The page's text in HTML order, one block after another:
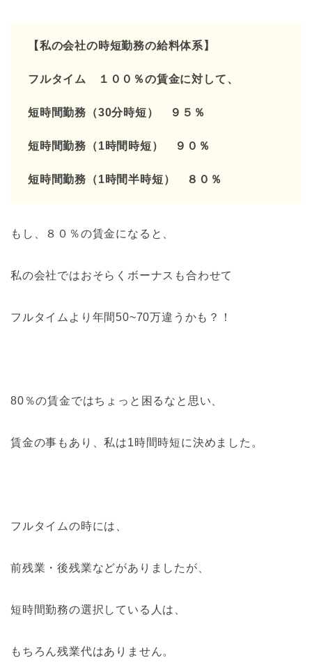
【私の会社の時短勤務の給料体系】
フルタイム １００％の賃金に対して、
短時間勤務（30分時短） ９５％
短時間勤務（1時間時短） ９０％
短時間勤務（1時間半時短） ８０％
もし、８０％の賃金になると、
私の会社ではおそらくボーナスも合わせて
フルタイムより年間50~70万違うかも？！
80％の賃金ではちょっと困るなと思い、
賃金の事もあり、私は1時間時短に決めました。
フルタイムの時には、
前残業・後残業などがありましたが、
短時間勤務の選択している人は、
もちろん残業代はありません。